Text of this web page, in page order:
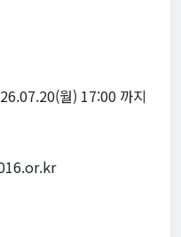
월) 17:00 까지